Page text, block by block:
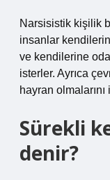
Narsisistik kişilik
insanlar
ve kendilerine
isterler. Ayrıca
hayran olmalarını
Sürekli
denir?